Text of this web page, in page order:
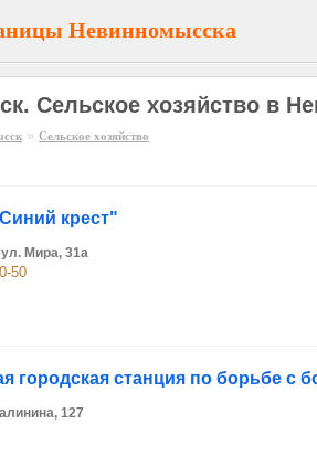
Невинномысска
Сельское хозяйство в
» Сельское хозяйство
крест"
Мира, 31а
50
городская станция по борьбе с
127